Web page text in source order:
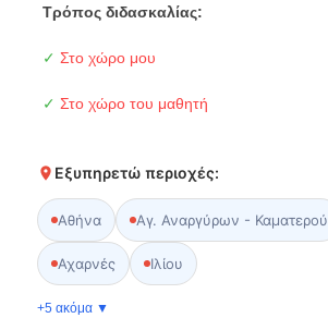
Τρόπος διδασκαλίας:
✓ Στο χώρο μου
✓ Στο χώρο του μαθητή
Εξυπηρετώ περιοχές:
Αθήνα Αγ. Αναργύρων - Καματερού
Αχαρνές Ιλίου
+5 ακόμα ▼